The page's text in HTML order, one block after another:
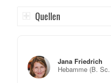
Quellen
Jana Friedrich
Hebamme (B.